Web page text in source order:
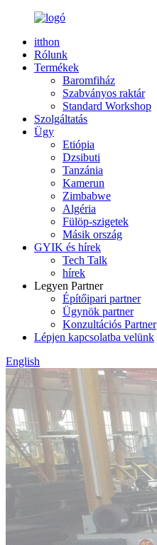
itthon
Rólunk
Termékek
Baromfiház
Szabványos raktár
Standard Workshop
Szolgáltatás
Ügy
Etiópia
Dzsibuti
Tanzánia
Kamerun
Zimbabwe
Algéria
Fülöp-szigetek
Másik ország
GYIK és hírek
Tech Talk
hírek
Legyen Partner
Építőipari partner
Ügynök partner
Konzultációs Partner
Lépjen kapcsolatba velünk
English